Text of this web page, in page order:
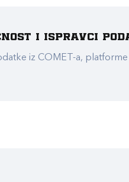
i ispravci
iz COMET-a,